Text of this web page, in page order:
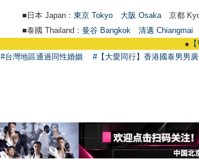
■日本 Japan： 東京 Tokyo 大阪 Osaka 京都
■泰國 Thailand： 曼谷 Bangkok
清邁 Chiangmai
【號
#台灣地區通過同性婚姻 #【大愛同行】香港國泰男男